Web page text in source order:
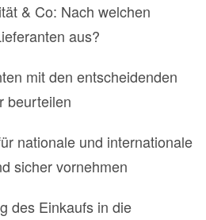
& Co: Nach welchen
aus?
mit den entscheidenden
beurteilen
nationale und internationale
sicher vornehmen
des Einkaufs in die